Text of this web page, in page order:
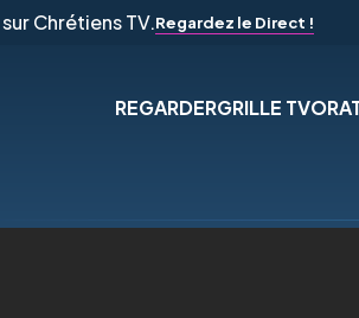
Chrétiens TV.Regardez le Direct !
REGARDERGRILLE TV